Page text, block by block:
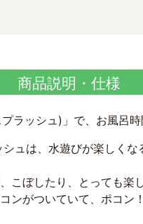
商品説明・仕様
ッシュ)」で、お風呂時
ュは、水遊びが楽しくな
こぼしたり、とっても楽
ンがついていて、ポコン